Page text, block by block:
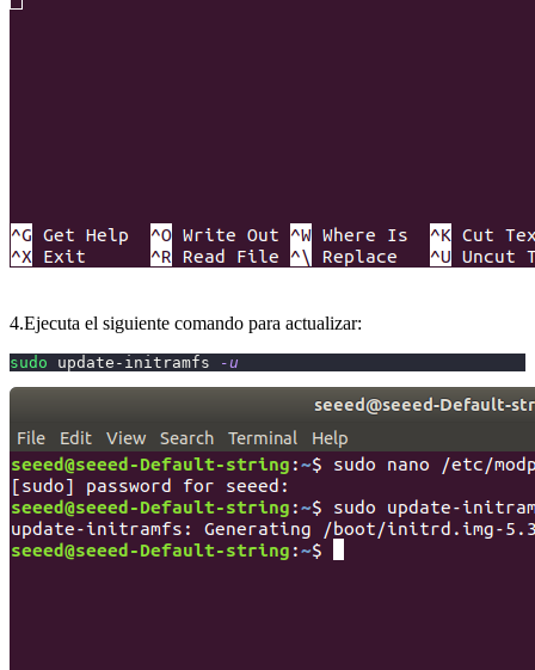
4.Ejecuta el siguiente comando para actualizar:
sudo update-initramfs -u